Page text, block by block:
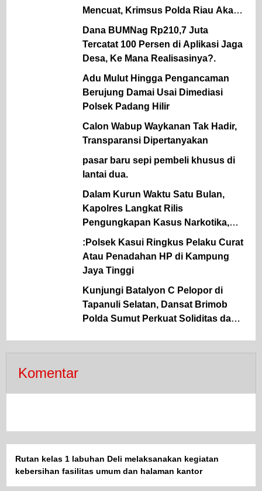
Mencuat, Krimsus Polda Riau Akan
Tinjauan Lokasi
Dana BUMNag Rp210,7 Juta
Tercatat 100 Persen di Aplikasi Jaga
Desa, Ke Mana Realisasinya?.
Adu Mulut Hingga Pengancaman
Berujung Damai Usai Dimediasi
Polsek Padang Hilir
Calon Wabup Waykanan Tak Hadir,
Transparansi Dipertanyakan
pasar baru sepi pembeli khusus di
lantai dua.
Dalam Kurun Waktu Satu Bulan,
Kapolres Langkat Rilis
Pengungkapan Kasus Narkotika,
Tindak Pidana Kriminal, dan
Kekerasan Seksual terhadap Anak
:Polsek Kasui Ringkus Pelaku Curat
Atau Penadahan HP di Kampung
Jaya Tinggi
Kunjungi Batalyon C Pelopor di
Tapanuli Selatan, Dansat Brimob
Polda Sumut Perkuat Soliditas dan
Komentar
Rutan kelas 1 labuhan Deli melaksanakan kegiatan
kebersihan fasilitas umum dan halaman kantor